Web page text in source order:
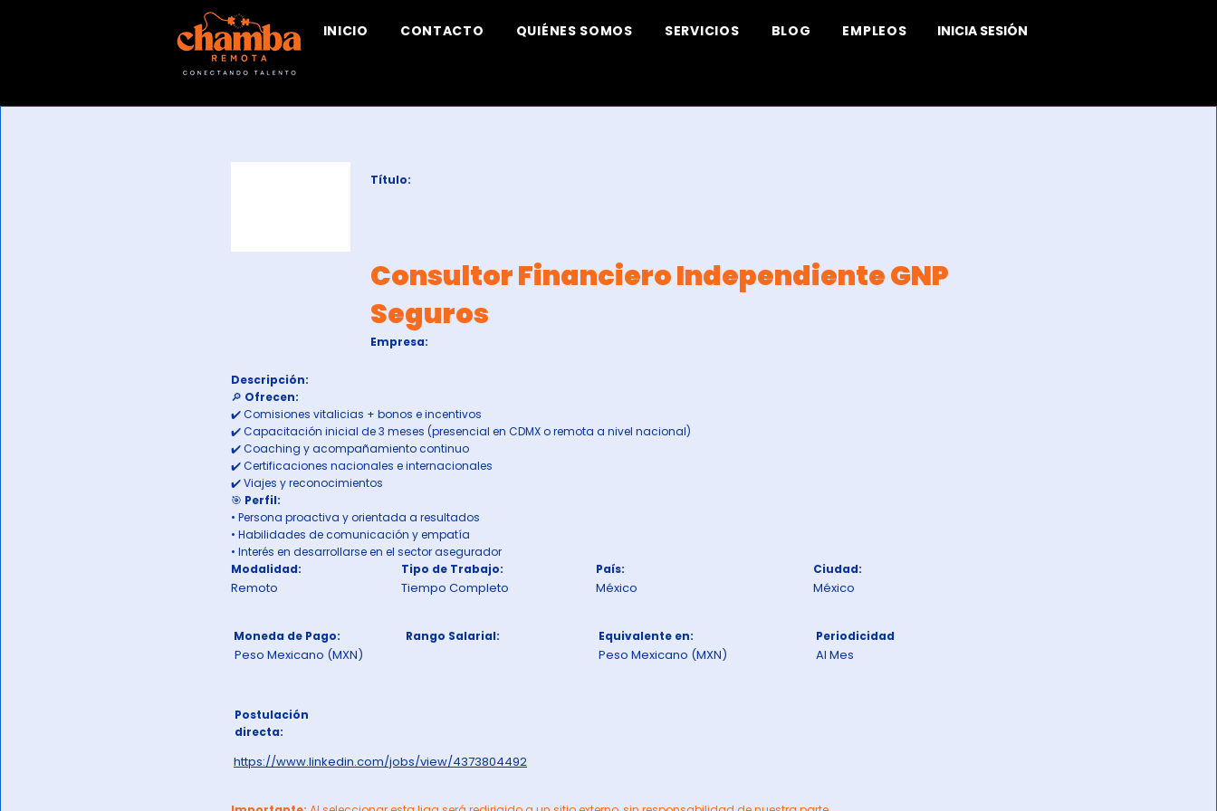
INICIO CONTACTO QUIÉNES SOMOS SERVICIOS BLOG EMPLEOS INICIA SESIÓN
Título:
Consultor Financiero Independiente GNP
Seguros
Empresa:
Descripción:
🔎 Ofrecen:
✔️ Comisiones vitalicias + bonos e incentivos
✔️ Capacitación inicial de 3 meses (presencial en CDMX o remota a nivel nacional)
✔️ Coaching y acompañamiento continuo
✔️ Certificaciones nacionales e internacionales
✔️ Viajes y reconocimientos
🎯 Perfil:
• Persona proactiva y orientada a resultados
• Habilidades de comunicación y empatía
• Interés en desarrollarse en el sector asegurador
Modalidad:
Remoto
Tipo de Trabajo:
Tiempo Completo
Moneda de Pago:
Peso Mexicano (MXN)
Rango Salarial:
País:
México
Equivalente en:
Peso Mexicano (MXN)
Ciudad:
México
Periodicidad
Al Mes
Postulación
directa:
https://www.linkedin.com/jobs/view/4373804492